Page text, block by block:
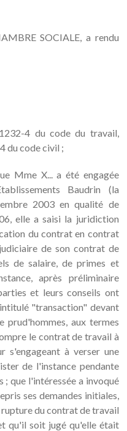
SOCIALE, a rendu
4 du code du travail,
du code civil ;
Mme X... a été engagée
Baudrin (la
2003 en qualité de
elle a saisi la juridiction
du contrat en contrat
de son contrat de
de salaire, de primes et
après préliminaire
et leurs conseils ont
"transaction" devant
prud'hommes, aux termes
le contrat de travail à
s'engageant à verser une
de l'instance pendante
; que l'intéressée a invoqué
ses demandes initiales,
du contrat de travail
qu'il soit jugé qu'elle était